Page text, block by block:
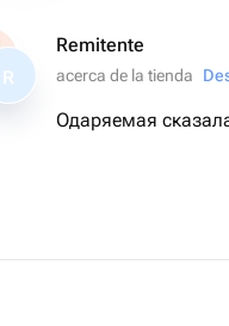
R
Remitente
acerca de la tienda
Одаряемая